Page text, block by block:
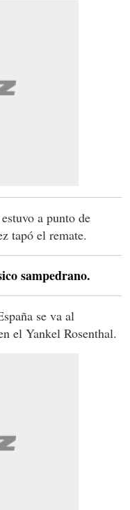
a punto de
tapó el remate.
sampedrano.
se va al
el Yankel Rosenthal.